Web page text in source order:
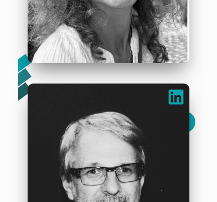
« Parce que rien ne vaut la beauté et bonté vers l’autre